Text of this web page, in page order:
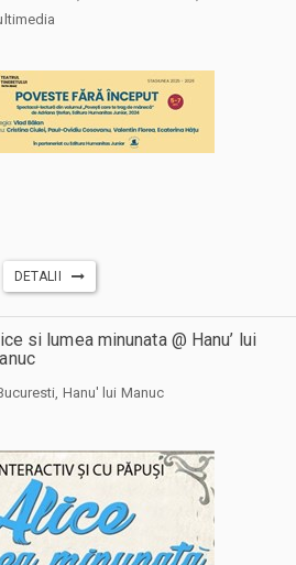
DETALII
si lumea minunata @ Hanu’ lui
Hanu' lui Manuc